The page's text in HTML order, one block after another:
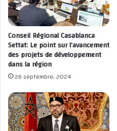
Conseil Régional Casablanca
Settat: Le point sur l’avancement
des projets de développement
dans la région
26 septembre، 2024